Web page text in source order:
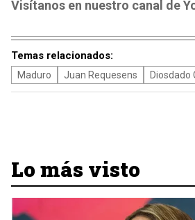
Visítanos en nuestro canal de
Temas relacionados:
Maduro Juan Requesens Diosdado
Lo más visto